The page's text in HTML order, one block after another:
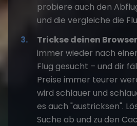
probiere auch den
und die vergleiche die
Trickse deinen
immer wieder nach
Flug gesucht – und dir
Preise immer teurer
wird schlauer und
es auch "austricksen".
Suche ab und zu den